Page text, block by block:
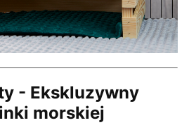
- Ekskluzywny
morskiej